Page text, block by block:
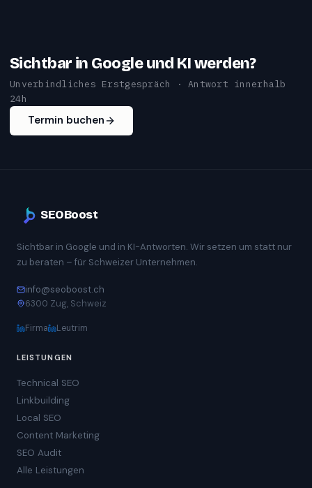
Sichtbar in Google und KI werden?
Unverbindliches Erstgespräch · Antwort innerhalb
24h
Termin buchen
SEOBoost
Sichtbar in Google und in KI-Antworten. Wir setzen um statt nur
zu beraten – für Schweizer Unternehmen.
info@seoboost.ch
6300 Zug, Schweiz
Firma Leutrim
LEISTUNGEN
Technical SEO
Linkbuilding
Local SEO
Content Marketing
SEO Audit
Alle Leistungen